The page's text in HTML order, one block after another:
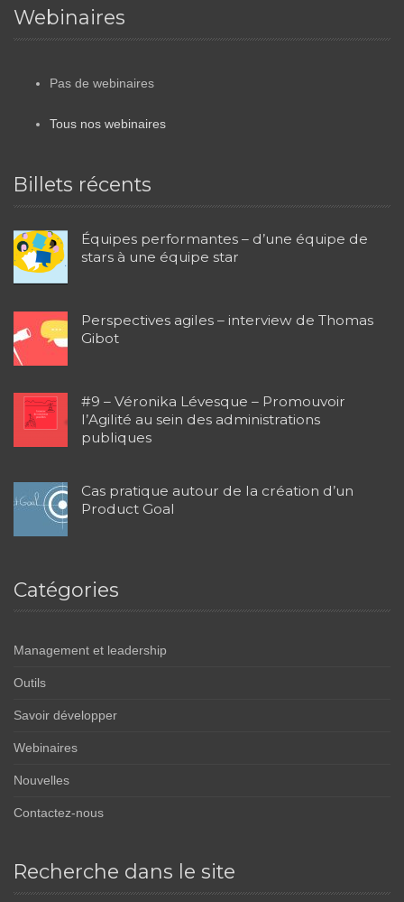
Webinaires
Pas de webinaires
Tous nos webinaires
Billets récents
Équipes performantes – d’une équipe de
stars à une équipe star
Perspectives agiles – interview de Thomas
Gibot
#9 – Véronika Lévesque – Promouvoir
l’Agilité au sein des administrations
publiques
Cas pratique autour de la création d’un
Product Goal
Catégories
Management et leadership
Outils
Savoir développer
Webinaires
Nouvelles
Contactez-nous
Recherche dans le site